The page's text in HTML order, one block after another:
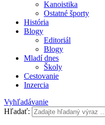
Kanoistika
Ostatné športy
História
Blogy
Editoriál
Blogy
Mladí dnes
Školy
Cestovanie
Inzercia
Vyhľadávanie
Hľadať: